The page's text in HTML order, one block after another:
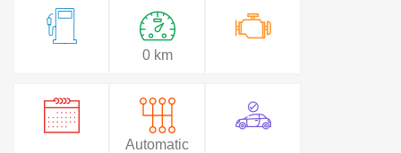
0 km
Automatic